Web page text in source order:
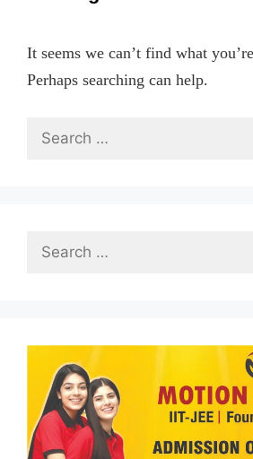
It seems we can’t find what
Perhaps searching can help.
Search
Search